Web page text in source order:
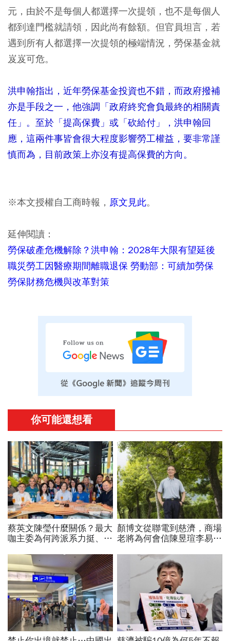
元，由於不是每個人都選擇一次提領，也不是每個人
都到達門檻就請領，因此尚有餘額。但官員坦言，若
遇到所有人都選擇一次提領的極端情況，勞保基金就
岌岌可危。
洪申翰指出，近年勞保基金投資也不錯，而政府撥補
亦是手段之一，他強調「政府終究會負最終的相關責
任」。至於「提高保費」或「砍給付」，洪申翰回
應，這兩件事皆會很大程度影響勞工權益，要非常謹
慎而為，目前政策上亦沒有提高保費的方向。
※本文授權自工商時報， 原文見此。
延伸閱讀：
勞保破產危機解除？洪申翰：2028年大限有望延後
職災勞工因醫療期間離職退保 勞動部：可續加勞保
勞保財務危機與改革對策